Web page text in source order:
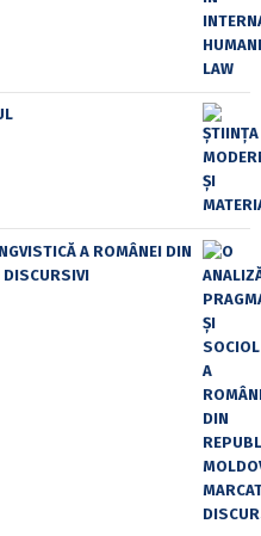
A ROMÂNEI DIN
DISCURSIVI